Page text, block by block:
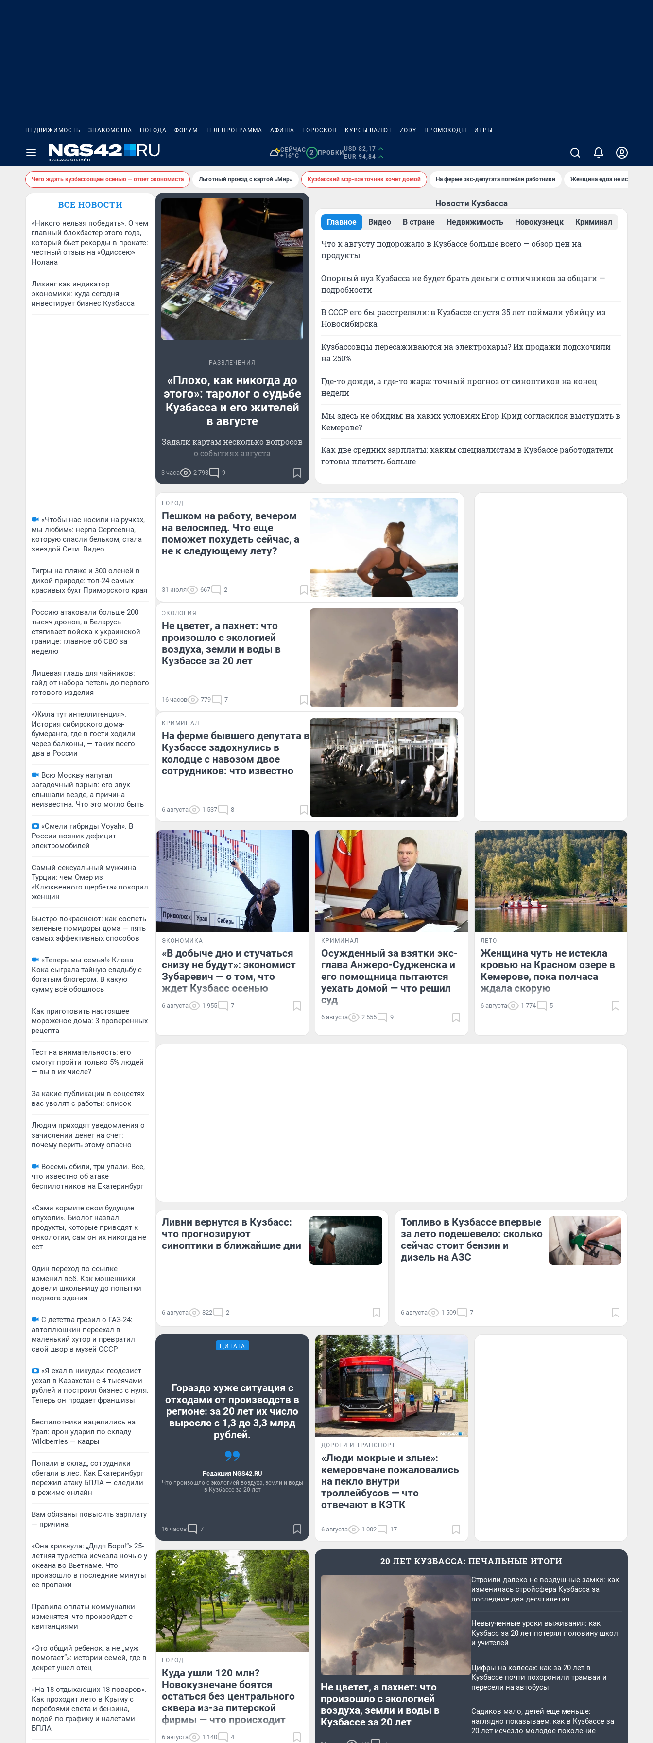
НЕДВИЖИМОСТЬ ЗНАКОМСТВА ПОГОДА ФОРУМ ТЕЛЕПРОГРАММА АФИША ГОРОСКОП КУРСЫ ВАЛЮТ ZODY ПРОМОКОДЫ ИГРЫ
СЕЙЧАС
+16°C
2 ПРОБКИ
USD 82,17
EUR 94,84
Чего ждать кузбассовцам осенью — ответ экономиста Льготный проезд с картой «Мир» Кузбасский мэр-взяточник хочет домой На ферме экс-депутата погибли работники Женщина едва не истекла
ВСЕ НОВОСТИ
«Никого нельзя победить». О чем
главный блокбастер этого года,
который бьет рекорды в прокате:
честный отзыв на «Одиссею»
Нолана
Лизинг как индикатор
экономики: куда сегодня
инвестирует бизнес Кузбасса
«Чтобы нас носили на ручках,
мы любим»: нерпа Сергеевна,
которую спасли бельком, стала
звездой Сети. Видео
Тигры на пляже и 300 оленей в
дикой природе: топ-24 самых
красивых бухт Приморского края
Россию атаковали больше 200
тысяч дронов, а Беларусь
стягивает войска к украинской
границе: главное об СВО за
неделю
Лицевая гладь для чайников:
гайд от набора петель до первого
готового изделия
«Жила тут интеллигенция».
История сибирского дома-
бумеранга, где в гости ходили
через балконы, — таких всего
два в России
Всю Москву напугал
загадочный взрыв: его звук
слышали везде, а причина
неизвестна. Что это могло быть
«Смели гибриды Voyah». В
России возник дефицит
электромобилей
Самый сексуальный мужчина
Турции: чем Омер из
«Клюквенного щербета» покорил
женщин
Быстро покраснеют: как соспеть
зеленые помидоры дома — пять
самых эффективных способов
«Теперь мы семья!» Клава
Кока сыграла тайную свадьбу с
богатым блогером. В какую
сумму всё обошлось
Как приготовить настоящее
мороженое дома: 3 проверенных
рецепта
Тест на внимательность: его
смогут пройти только 5% людей
— вы в их числе?
За какие публикации в соцсетях
вас уволят с работы: список
Людям приходят уведомления о
зачислении денег на счет:
почему верить этому опасно
Восемь сбили, три упали. Все,
что известно об атаке
беспилотников на Екатеринбург
«Сами кормите свои будущие
опухоли». Биолог назвал
продукты, которые приводят к
онкологии, сам он их никогда не
ест
Один переход по ссылке
изменил всё. Как мошенники
довели школьницу до попытки
поджога здания
С детства грезил о ГАЗ-24:
автоплюшкин переехал в
маленький хутор и превратил
свой двор в музей СССР
«Я ехал в никуда»: геодезист
уехал в Казахстан с 4 тысячами
рублей и построил бизнес с нуля.
Теперь он продает франшизы
Беспилотники нацелились на
Урал: дрон ударил по складу
Wildberries — кадры
Попали в склад, сотрудники
сбегали в лес. Как Екатеринбург
пережил атаку БПЛА — следили
в режиме онлайн
Вам обязаны повысить зарплату
— причина
«Она крикнула: „Дядя Боря!“» 25-
летняя туристка исчезла ночью у
океана во Вьетнаме. Что
произошло в последние минуты
ее пропажи
Правила оплаты коммуналки
изменятся: что произойдет с
квитанциями
«Это общий ребенок, а не „муж
помогает“»: истории семей, где в
декрет ушел отец
«На 18 отдыхающих 18 поваров».
Как проходит лето в Крыму с
перебоями света и бензина,
водой по графику и налетами
БПЛА
РАЗВЛЕЧЕНИЯ
«Плохо, как никогда до
этого»: таролог о судьбе
Кузбасса и его жителей
в августе
Задали картам несколько вопросов
о событиях августа
3 часа 2 793 9
Новости Кузбасса
Главное Видео В стране Недвижимость Новокузнецк Криминал
Что к августу подорожало в Кузбассе больше всего — обзор цен на
продукты
Опорный вуз Кузбасса не будет брать деньги с отличников за общаги —
подробности
В СССР его бы расстреляли: в Кузбассе спустя 35 лет поймали убийцу из
Новосибирска
Кузбассовцы пересаживаются на электрокары? Их продажи подскочили
на 250%
Где-то дожди, а где-то жара: точный прогноз от синоптиков на конец
недели
Мы здесь не обидим: на каких условиях Егор Крид согласился выступить в
Кемерове?
Как две средних зарплаты: каким специалистам в Кузбассе работодатели
готовы платить больше
ГОРОД
Пешком на работу, вечером
на велосипед. Что еще
поможет похудеть сейчас, а
не к следующему лету?
31 июля 667 2
ЭКОЛОГИЯ
Не цветет, а пахнет: что
произошло с экологией
воздуха, земли и воды в
Кузбассе за 20 лет
16 часов 779 7
КРИМИНАЛ
На ферме бывшего депутата в
Кузбассе задохнулись в
колодце с навозом двое
сотрудников: что известно
6 августа 1 537 8
ЭКОНОМИКА
«В добыче дно и стучаться
снизу не будут»: экономист
Зубаревич — о том, что
ждет Кузбасс осенью
6 августа 1 955 7
КРИМИНАЛ
Осужденный за взятки экс-
глава Анжеро-Судженска и
его помощница пытаются
уехать домой — что решил
суд
6 августа 2 555 9
ЛЕТО
Женщина чуть не истекла
кровью на Красном озере в
Кемерове, пока полчаса
ждала скорую
6 августа 1 774 5
Ливни вернутся в Кузбасс:
что прогнозируют
синоптики в ближайшие дни
6 августа 822 2
Топливо в Кузбассе впервые
за лето подешевело: сколько
сейчас стоит бензин и
дизель на АЗС
6 августа 1 509 7
ЦИТАТА
Гораздо хуже ситуация с
отходами от производств в
регионе: за 20 лет их число
выросло с 1,3 до 3,3 млрд
рублей.
Редакция NGS42.RU
Что произошло с экологией воздуха, земли и воды
в Кузбассе за 20 лет
16 часов 7
ДОРОГИ И ТРАНСПОРТ
«Люди мокрые и злые»:
кемеровчане пожаловались
на пекло внутри
троллейбусов — что
отвечают в КЭТК
6 августа 1 002 17
ГОРОД
Куда ушли 120 млн?
Новокузнечане боятся
остаться без центрального
сквера из-за питерской
фирмы — что происходит
6 августа 1 140 4
20 ЛЕТ КУЗБАССА: ПЕЧАЛЬНЫЕ ИТОГИ
Не цветет, а пахнет: что
произошло с экологией
воздуха, земли и воды в
Кузбассе за 20 лет
Строили далеко не воздушные замки: как
изменилась стройсфера Кузбасса за
последние два десятилетия
Невыученные уроки выживания: как
Кузбасс за 20 лет потерял половину школ
и учителей
Цифры на колесах: как за 20 лет в
Кузбассе почти похоронили трамваи и
пересели на автобусы
Садиков мало, детей еще меньше:
наглядно показываем, как в Кузбассе за
20 лет исчезло молодое поколение